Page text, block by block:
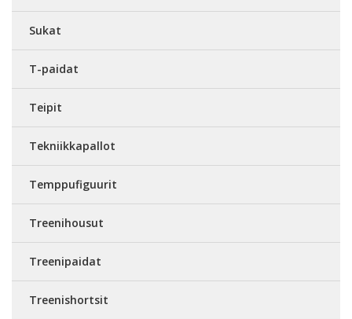
Sukat
T-paidat
Teipit
Tekniikkapallot
Temppufiguurit
Treenihousut
Treenipaidat
Treenishortsit